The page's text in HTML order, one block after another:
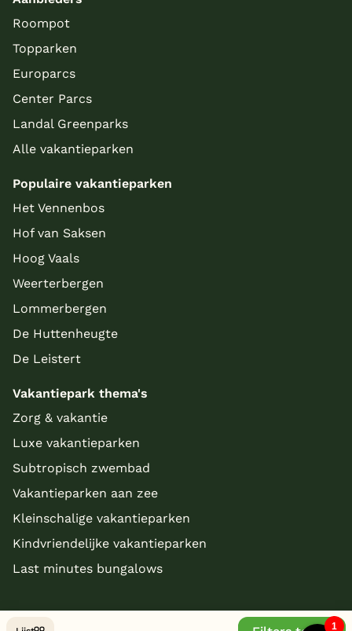
Roompot
Topparken
Europarcs
Center Parcs
Landal Greenparks
Alle vakantieparken
Populaire vakantieparken
Het Vennenbos
Hof van Saksen
Hoog Vaals
Weerterbergen
Lommerbergen
De Huttenheugte
De Leistert
Vakantiepark thema's
Zorg & vakantie
Luxe vakantieparken
Subtropisch zwembad
Vakantieparken aan zee
Kleinschalige vakantieparken
Kindvriendelijke vakantieparken
Last minutes bungalows